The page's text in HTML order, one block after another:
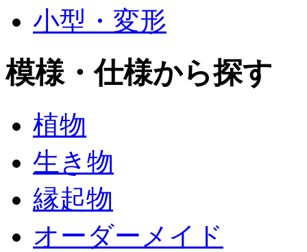
小型・変形
模様・仕様から探す
植物
生き物
縁起物
オーダーメイド